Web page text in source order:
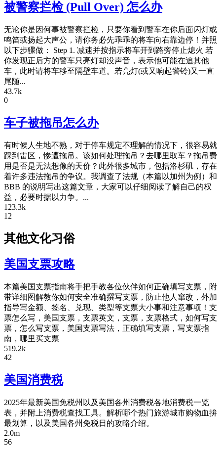
被警察拦检 (Pull Over) 怎么办
无论你是因何事被警察拦检，只要你看到警车在你后面闪灯或
鸣笛或扬起大声公，请你务必先乖乖的将车向右靠边停！并照
以下步骤做： Step 1. 减速并按指示将车开到路旁停止熄火 若
你发现正后方的警车只亮灯却没声音，表示他可能在追其他
车，此时请将车移至隔壁车道。若亮灯(或又响起警铃)又一直
尾随...
43.7k
0
车子被拖吊怎么办
有时候人生地不熟，对于停车规定不理解的情况下，很容易就
踩到雷区，惨遭拖吊。该如何处理拖吊？去哪里取车？拖吊费
用是否是无法想像的天价？此外很多城市，包括洛杉矶，存在
着许多违法拖吊的争议。我调查了法规（本篇以加州为例）和
BBB 的说明写出这篇文章，大家可以仔细阅读了解自己的权
益，必要时据以力争。...
123.3k
12
其他文化习俗
美国支票攻略
本篇美国支票指南将手把手教各位伙伴如何正确填写支票，附
带详细图解教你如何安全准确撰写支票，防止他人窜改，外加
指导写金额、签名、兑现、类型等支票大小事和注意事项！支
票怎么写，美国支票，支票英文，支票，支票格式，如何写支
票，怎么写支票，美国支票写法，正确填写支票，写支票指
南，哪里买支票
519.2k
42
美国消费税
2025年最新美国免税州以及美国各州消费税各地消费税一览
表，并附上消费税查找工具。解析哪个热门旅游城市购物血拚
最划算，以及美国各州免税日的攻略介绍。
2.0m
56